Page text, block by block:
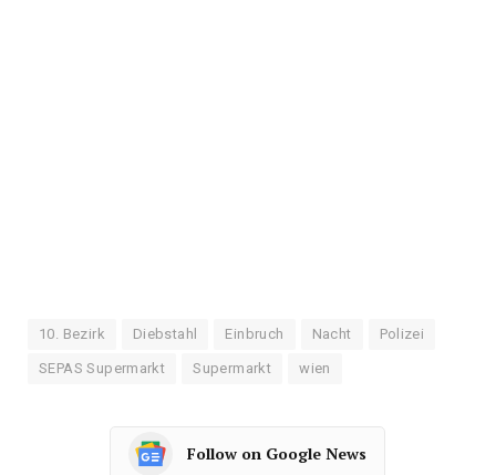
10. Bezirk Diebstahl Einbruch Nacht Polizei
SEPAS Supermarkt Supermarkt wien
Follow on Google News